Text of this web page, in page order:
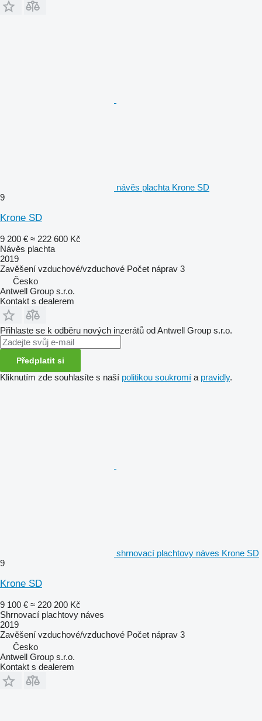
návěs plachta Krone SD
9
Krone SD
9 200 € ≈ 222 600 Kč
Návěs plachta
2019
Zavěšení vzduchové/vzduchové Počet náprav 3
Česko
Antwell Group s.r.o.
Kontakt s dealerem
Přihlaste se k odběru nových inzerátů od Antwell Group s.r.o.
Předplatit si
Kliknutím zde souhlasíte s naší politikou soukromí a pravidly.
shrnovací plachtovy náves Krone SD
9
Krone SD
9 100 € ≈ 220 200 Kč
Shrnovací plachtovy náves
2019
Zavěšení vzduchové/vzduchové Počet náprav 3
Česko
Antwell Group s.r.o.
Kontakt s dealerem